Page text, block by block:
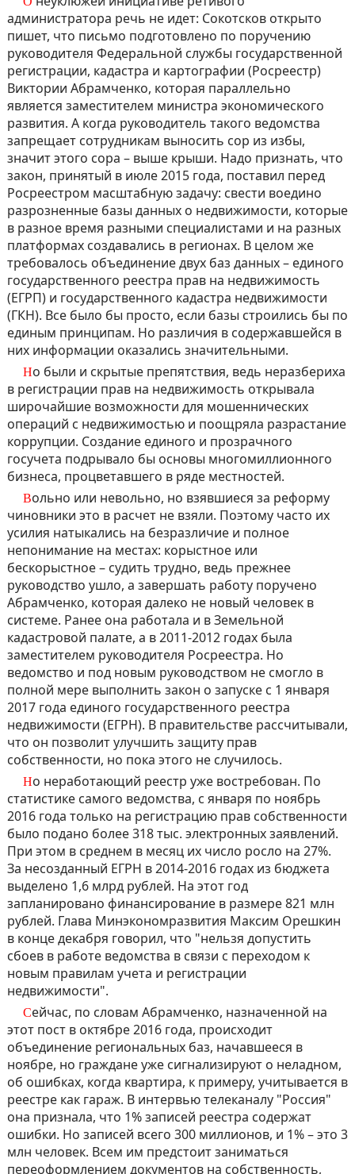
администратора речь не идет: Сокотсков открыто
пишет, что письмо подготовлено по поручению
руководителя Федеральной службы государственной
регистрации, кадастра и картографии (Росреестр)
Виктории Абрамченко, которая параллельно
является заместителем министра экономического
развития. А когда руководитель такого ведомства
запрещает сотрудникам выносить сор из избы,
значит этого сора – выше крыши. Надо признать, что
закон, принятый в июле 2015 года, поставил перед
Росреестром масштабную задачу: свести воедино
разрозненные базы данных о недвижимости, которые
в разное время разными специалистами и на разных
платформах создавались в регионах. В целом же
требовалось объединение двух баз данных – единого
государственного реестра прав на недвижимость
(ЕГРП) и государственного кадастра недвижимости
(ГКН). Все было бы просто, если базы строились бы по
единым принципам. Но различия в содержавшейся в
них информации оказались значительными.
Но были и скрытые препятствия, ведь неразбериха
в регистрации прав на недвижимость открывала
широчайшие возможности для мошеннических
операций с недвижимостью и поощряла разрастание
коррупции. Создание единого и прозрачного
госучета подрывало бы основы многомиллионного
бизнеса, процветавшего в ряде местностей.
Вольно или невольно, но взявшиеся за реформу
чиновники это в расчет не взяли. Поэтому часто их
усилия натыкались на безразличие и полное
непонимание на местах: корыстное или
бескорыстное – судить трудно, ведь прежнее
руководство ушло, а завершать работу поручено
Абрамченко, которая далеко не новый человек в
системе. Ранее она работала и в Земельной
кадастровой палате, а в 2011-2012 годах была
заместителем руководителя Росреестра. Но
ведомство и под новым руководством не смогло в
полной мере выполнить закон о запуске с 1 января
2017 года единого государственного реестра
недвижимости (ЕГРН). В правительстве рассчитывали,
что он позволит улучшить защиту прав
собственности, но пока этого не случилось.
Но неработающий реестр уже востребован. По
статистике самого ведомства, с января по ноябрь
2016 года только на регистрацию прав собственности
было подано более 318 тыс. электронных заявлений.
При этом в среднем в месяц их число росло на 27%.
За несозданный ЕГРН в 2014-2016 годах из бюджета
выделено 1,6 млрд рублей. На этот год
запланировано финансирование в размере 821 млн
рублей. Глава Минэкономразвития Максим Орешкин
в конце декабря говорил, что "нельзя допустить
сбоев в работе ведомства в связи с переходом к
новым правилам учета и регистрации
недвижимости".
Сейчас, по словам Абрамченко, назначенной на
этот пост в октябре 2016 года, происходит
объединение региональных баз, начавшееся в
ноябре, но граждане уже сигнализируют о неладном,
об ошибках, когда квартира, к примеру, учитывается в
реестре как гараж. В интервью телеканалу "Россия"
она признала, что 1% записей реестра содержат
ошибки. Но записей всего 300 миллионов, и 1% – это 3
млн человек. Всем им предстоит заниматься
переоформлением документов на собственность,